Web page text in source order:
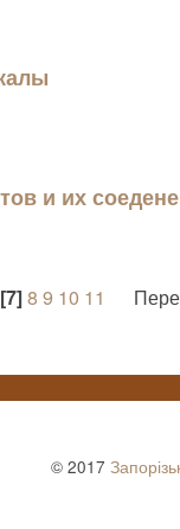
и их
[7]8 9 10 11
© 2017